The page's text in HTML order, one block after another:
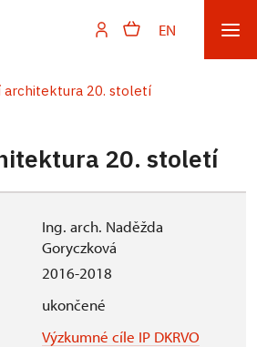
EN
architektura 20. století
20. století
Ing. arch. Naděžda
Goryczková
2016-2018
ukončené
Výzkumné cíle IP DKRVO